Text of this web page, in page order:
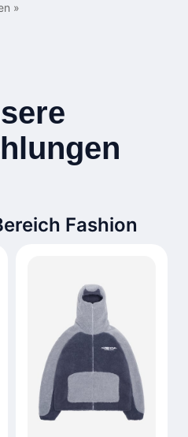
»
Fashion